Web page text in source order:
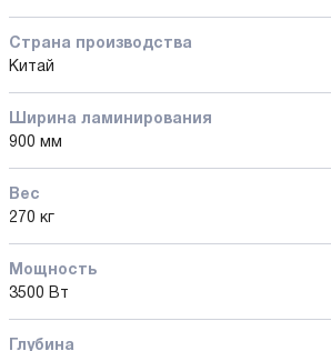
Страна производства
Китай
Ширина ламинирования
900 мм
Вес
270 кг
Мощность
3500 Вт
Глубина